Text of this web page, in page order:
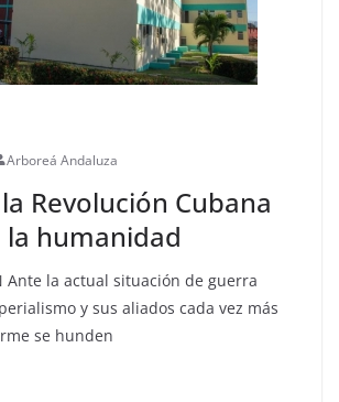
Arboreá Andaluza
Revolución Cubana
humanidad
Ante la actual situación de guerra
y sus aliados cada vez más
se hunden